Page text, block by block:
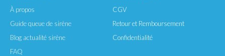
À propos
Guide queue de sirène
Blog actualité sirène
FAQ
CGV
Retour et Remboursement
Confidentialité